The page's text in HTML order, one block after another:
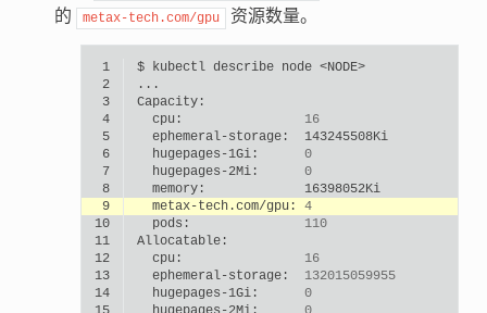
的
metax-tech.com/gpu 资源数量。
1 $ kubectl describe node
<NODE>
2
3
4
cpu:
16
5
ephemeral-storage:
143245508Ki
6
hugepages-1Gi:
0
7
hugepages-2Mi:
0
8
memory:
16398052Ki
9
metax-tech.com/gpu:
4
10
pods:
110
11
12
cpu:
16
13
ephemeral-storage:
132015059955
14
hugepages-1Gi:
0